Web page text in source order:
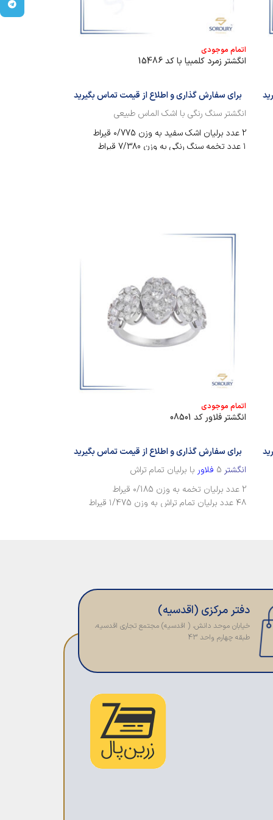
اتمام موجودی
انگشتر زمرد کلمبیا با کد 15486
برای سفارش گذاری و اطلاع از قیمت تماس بگیرید
انگشتر سنگ رنگی با اشک الماس طبیعی
2 عدد برلیان اشک سفید به وزن ۰/775 قیراط
۱ عدد تخمه سنگ رنگی به وزن 7/380 قیراط
اتمام موجودی
انگشتر فلاور کد 08501
برای سفارش گذاری و اطلاع از قیمت تماس بگیرید
انگشتر
فلاور با برلیان تمام تراش
2 عدد برلیان تخمه به وزن ۰/185 قیراط
۴۸ عدد برلیان تمام تراش به وزن ۱/475 قیراط
دفتر مرکزی (اقدسیه)
خیابان موحد دانش، ( اقدسیه) مجتمع تجاری اقدسیه،
طبقه چهارم واحد 43